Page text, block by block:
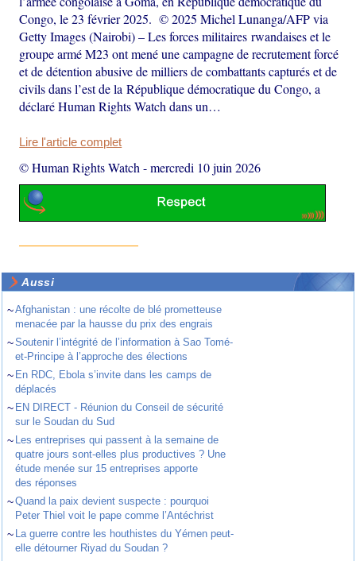
Congo, le 23 février 2025. © 2025 Michel Lunanga/AFP via
Getty Images (Nairobi) – Les forces militaires rwandaises et le
groupe armé M23 ont mené une campagne de recrutement forcé
et de détention abusive de milliers de combattants capturés et de
civils dans l’est de la République démocratique du Congo, a
déclaré Human Rights Watch dans un…
Lire l'article complet
© Human Rights Watch -mercredi 10 juin 2026
Aussi
~Afghanistan : une récolte de blé prometteuse
menacée par la hausse du prix des engrais
~Soutenir l’intégrité de l’information à Sao Tomé-
et-Principe à l’approche des élections
~ En RDC, Ebola s’invite dans les camps de
déplacés
~ EN DIRECT - Réunion du Conseil de sécurité
sur le Soudan du Sud
~ Les entreprises qui passent à la semaine de
quatre jours sont-elles plus productives ? Une
étude menée sur 15 entreprises apporte
des réponses
~Quand la paix devient suspecte : pourquoi
Peter Thiel voit le pape comme l’Antéchrist
~ La guerre contre les houthistes du Yémen peut-
elle détourner Riyad du Soudan ?